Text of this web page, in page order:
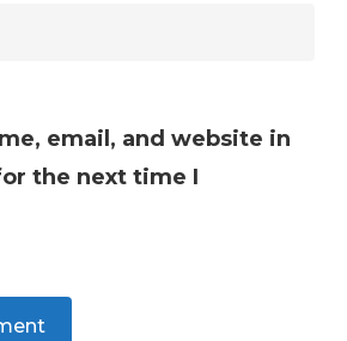
email, and website in
the next time I